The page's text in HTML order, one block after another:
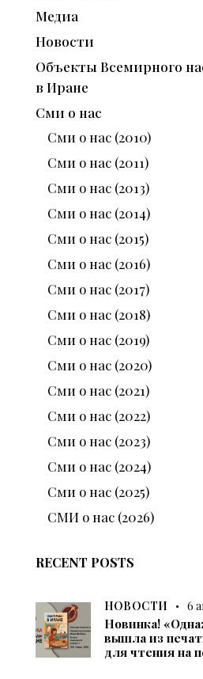
Медиа
Новости
Объекты Всемирного
в Иране
Сми о нас
Сми о нас (2010)
Сми о нас (2011)
Сми о нас (2013)
Сми о нас (2014)
Сми о нас (2015)
Сми о нас (2016)
Сми о нас (2017)
Сми о нас (2018)
Сми о нас (2019)
Сми о нас (2020)
Сми о нас (2021)
Сми о нас (2022)
Сми о нас (2023)
Сми о нас (2024)
Сми о нас (2025)
СМИ о нас (2026)
RECENT POSTS
НОВОСТИ 6
Новинка!
вышла из
для чтения на